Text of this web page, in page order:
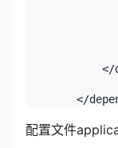
配置文件